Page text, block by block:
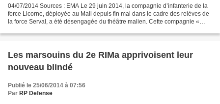
04/07/2014 Sources : EMA Le 29 juin 2014, la compagnie d’infanterie de la
force Licorne, déployée au Mali depuis fin mai dans le cadre des relèves de
la force Serval, a été désengagée du théâtre malien. Cette compagnie «
Les marsouins du 2e RIMa apprivoisent leur
nouveau blindé
Publié le 25/06/2014 à 07:56
Par RP Defense